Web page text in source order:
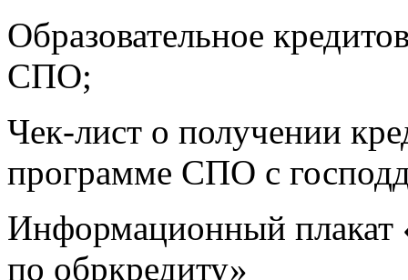
Образовательное
СПО;
Чек-лист о получении
программе СПО с
Информационный плакат
по обркредиту»